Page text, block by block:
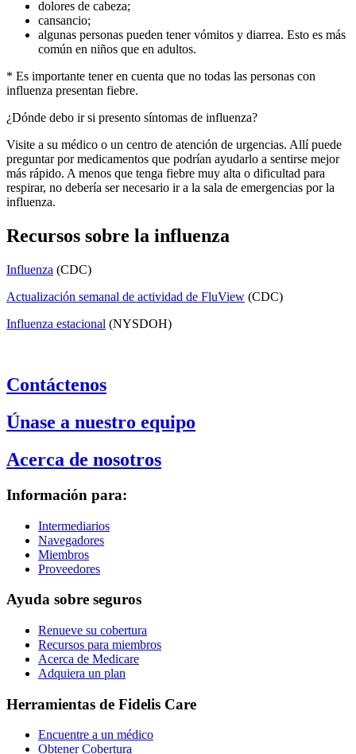
dolores de cabeza;
cansancio;
algunas personas pueden tener vómitos y diarrea. Esto es más
común en niños que en adultos.
* Es importante tener en cuenta que no todas las personas con
influenza presentan fiebre.
¿Dónde debo ir si presento síntomas de influenza?
Visite a su médico o un centro de atención de urgencias. Allí puede
preguntar por medicamentos que podrían ayudarlo a sentirse mejor
más rápido. A menos que tenga fiebre muy alta o dificultad para
respirar, no debería ser necesario ir a la sala de emergencias por la
influenza.
Recursos sobre la influenza
Influenza (CDC)
Actualización semanal de actividad de FluView (CDC)
Influenza estacional (NYSDOH)
Contáctenos
Únase a nuestro equipo
Acerca de nosotros
Información para:
Intermediarios
Navegadores
Miembros
Proveedores
Ayuda sobre seguros
Renueve su cobertura
Recursos para miembros
Acerca de Medicare
Adquiera un plan
Herramientas de Fidelis Care
Encuentre a un médico
Obtener Cobertura